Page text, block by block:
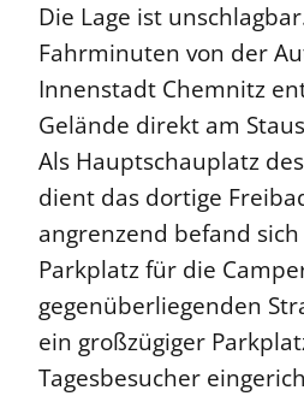
Die Lage ist
Fahrminuten von der
Innenstadt Chemnitz
Gelände direkt am
Als Hauptschauplatz
dient das dortige
angrenzend befand
Parkplatz für die
gegenüberliegenden
ein großzügiger
Tagesbesucher